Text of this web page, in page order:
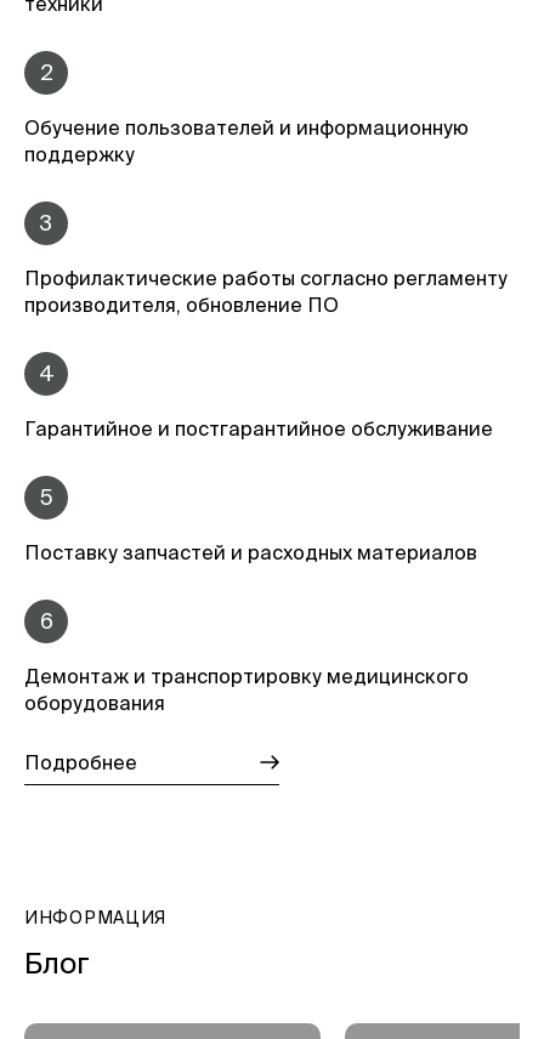
2
Обучение пользователей и информационную
поддержку
3
Профилактические работы согласно регламенту
производителя, обновление ПО
4
Гарантийное и постгарантийное обслуживание
5
Поставку запчастей и расходных материалов
6
Демонтаж и транспортировку медицинского
оборудования
Подробнее
ИНФОРМАЦИЯ
Блог